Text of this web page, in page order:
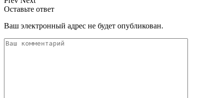
Оставьте ответ
Ваш электронный адрес не будет опубликован.